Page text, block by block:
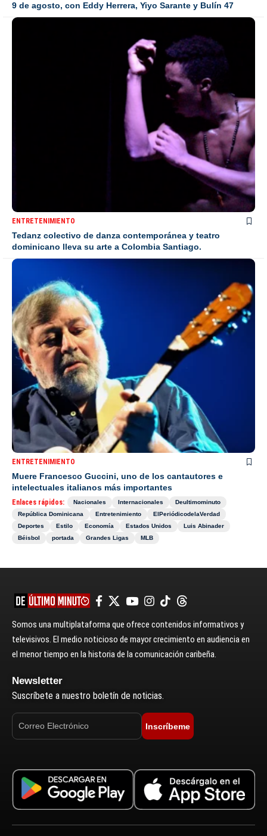
9 de agosto, con Eddy Herrera, Yiyo Sarante y Bulín 47
ENTRETENIMIENTO
Tedanz colectivo de danza contemporánea y teatro
dominicano lleva su arte a Colombia Santiago.
ENTRETENIMIENTO
Muere Francesco Guccini, uno de los cantautores e
intelectuales italianos más importantes
Enlaces rápidos: Nacionales Internacionales
Deultimominuto
República Dominicana
Entretenimiento
ElPeriódicodelaVerdad
Deportes
Estilo Economía Estados Unidos
Luis Abinader
Béisbol
portada Grandes Ligas MLB
Somos una multiplataforma que ofrece contenidos informativos y
televisivos. El medio noticioso de mayor crecimiento en audiencia en
el menor tiempo en la historia de la comunicación caribeña.
Newsletter
Suscríbete a nuestro boletín de noticias.
Inscríbeme